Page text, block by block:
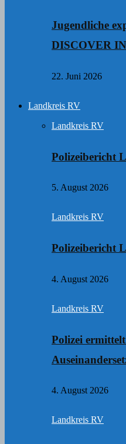
Jugendliche
DISCOVER
22. Juni 2026
Landkreis RV
Landkreis RV
Polizeibericht
5. August 2026
Landkreis RV
Polizeibericht
4. August 2026
Landkreis RV
Polizei
4. August 2026
Landkreis RV